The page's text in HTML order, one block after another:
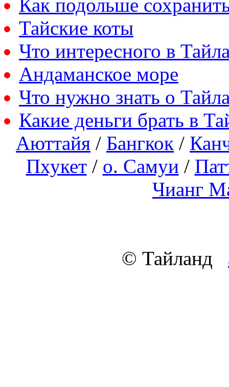
Как подольше
Тайские коты
Что интересного в
Андаманское море
Что нужно знать о
Какие деньги брать в
Аюттайя / Бангкок /
Пхукет/ о. Самуи /
Чианг
© Тайланд